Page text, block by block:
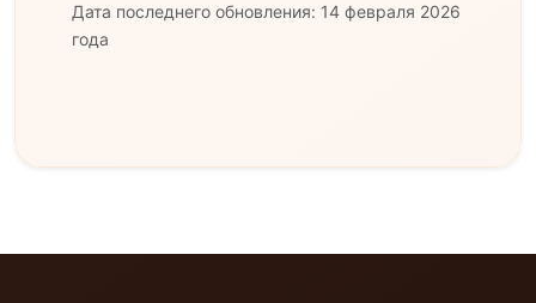
Дата последнего обновления: 14 февраля 2026
года